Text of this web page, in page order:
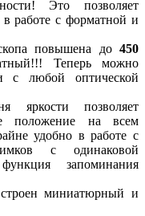
Это позволяет
в работе с форматной и
повышена до 450
Теперь можно
с любой оптической
яркости позволяет
положение на всем
удобно в работе с
с одинаковой
запоминания
миниатюрный и